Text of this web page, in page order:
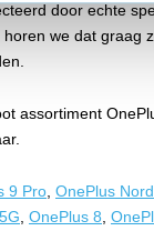
door echte
we dat graag
assortiment
9 Pro OnePlus Nord
OnePlus 8